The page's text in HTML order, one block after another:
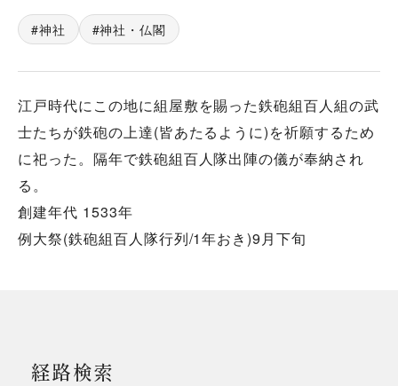
神社 神社・仏閣
江戸時代にこの地に組屋敷を賜った鉄砲組百人組の武
士たちが鉄砲の上達(皆あたるように)を祈願するため
に祀った。隔年で鉄砲組百人隊出陣の儀が奉納され
る。
創建年代 1533年
例大祭(鉄砲組百人隊行列/1年おき)9月下旬
経路検索